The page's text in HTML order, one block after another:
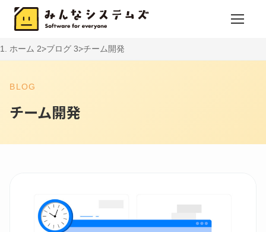
ホーム ブログ チーム開発
BLOG
チーム開発